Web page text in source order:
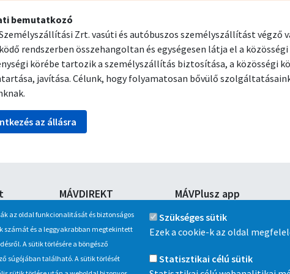
bemutatkozó
Személyszállítási Zrt. vasúti és autóbuszos személyszállítást
rendszerben összehangoltan és egységesen látja el a
körébe tartozik a személyszállítás biztosítása, a közösségi
javítása. Célunk, hogy folyamatosan bővülő
az állásra
MÁVDIREKT
Telefon:
+36 (1) 3 49 49 49
+36 (20/30/70) 499 4999
MÁVPlusz app
Vegyen még gyorsabban,
jegyet a MÁVPlusz app
Android készülékekre.
az oldal funkcionalitását és biztonságos
számát és a leggyakrabban megtekintett
A sütik törlésére a böngésző
súgójában található. A sütik törlését
Szükséges sütik
Ezek a cookie-k az oldal
Statisztikai célú sütik